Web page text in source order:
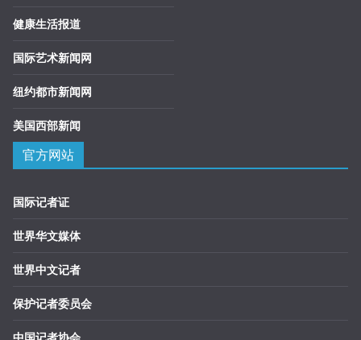
健康生活报道
国际艺术新闻网
纽约都市新闻网
美国西部新闻
官方网站
国际记者证
世界华文媒体
世界中文记者
保护记者委员会